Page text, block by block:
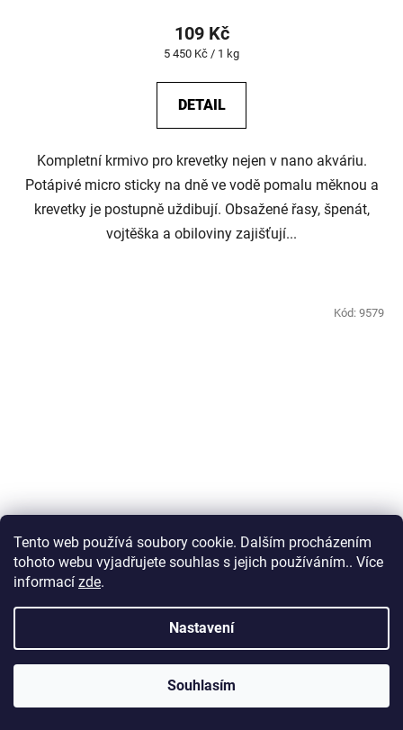
Tento web používá soubory cookie. Dalším procházením
tohoto webu vyjadřujete souhlas s jejich používáním.. Více
informací zde.
Nastavení
Souhlasím
109 Kč
Měrná
5 450 Kč / 1 kg
DETAIL
Kompletní krmivo pro krevetky nejen v nano akváriu.
Potápivé micro sticky na dně ve vodě pomalu měknou a
krevetky je postupně uždibují. Obsažené řasy, špenát,
vojtěška a obiloviny zajišťují...
Vyprodáno
89 Kč
Měrná
1 618,18 Kč / 1 kg
Kód: 9579